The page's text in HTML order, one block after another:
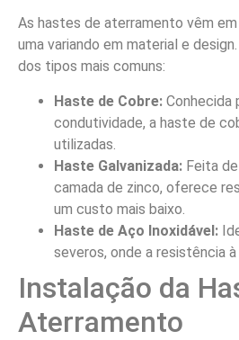
As hastes de aterramento vêm
uma variando em material e
dos tipos mais comuns:
Haste de Cobre: Conhecida
condutividade, a haste de
utilizadas.
Haste Galvanizada: Feita
camada de zinco, oferece
um custo mais baixo.
Haste de Aço Inoxidável:
severos, onde a resistência
Instalação da
Aterramento